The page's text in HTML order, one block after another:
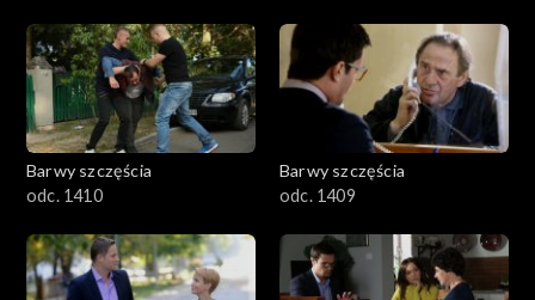
Barwy szczęścia
odc. 1410
Barwy szczęścia
odc. 1409